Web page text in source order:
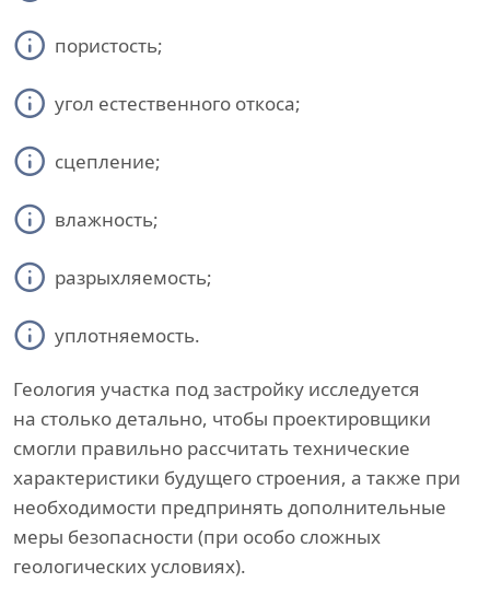
пористость;
угол естественного откоса;
сцепление;
влажность;
разрыхляемость;
уплотняемость.
Геология участка под застройку исследуется
на столько детально, чтобы проектировщики
смогли правильно рассчитать технические
характеристики будущего строения, а также при
необходимости предпринять дополнительные
меры безопасности (при особо сложных
геологических условиях).